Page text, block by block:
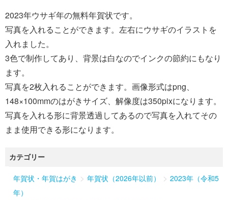
2023年ウサギ年の無料年賀状です。
写真を入れることができます。左右にウサギのイラストを
入れました。
3色で制作してあり、背景は白なのでインクの節約にもなり
ます。
写真を2枚入れることができます。画像形式はpng、
148×100mmのはがきサイズ、解像度は350pixになります。
写真を入れる形に背景透過してあるので写真を入れてその
まま使用できる形になります。
カテゴリー
年賀状・年賀はがき > 年賀状（2026年以前） > 2023年（令和5
年）